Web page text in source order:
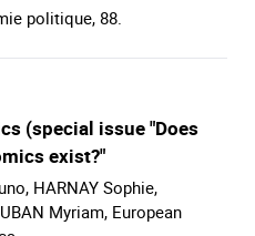
politique, 88.
(special issue "Does
exist?"
HARNAY Sophie,
Myriam, European